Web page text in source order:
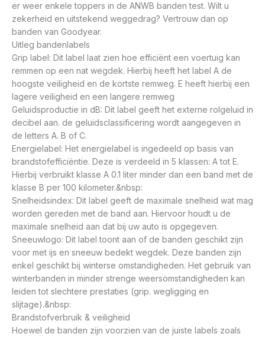
er weer enkele toppers in de ANWB banden test. Wilt u
zekerheid en uitstekend weggedrag? Vertrouw dan op
banden van Goodyear.
Uitleg bandenlabels
Grip label: Dit label laat zien hoe efficiënt een voertuig kan
remmen op een nat wegdek. Hierbij heeft het label A de
hoogste veiligheid en de kortste remweg. E heeft hierbij een
lagere veiligheid en een langere remweg
Geluidsproductie in dB: Dit label geeft het externe rolgeluid in
decibel aan. de geluidsclassificering wordt aangegeven in
de letters A. B of C.
Energielabel: Het energielabel is ingedeeld op basis van
brandstofefficiëntie. Deze is verdeeld in 5 klassen: A tot E.
Hierbij verbruikt klasse A 0.1 liter minder dan een band met de
klasse B per 100 kilometer.&nbsp:
Snelheidsindex: Dit label geeft de maximale snelheid wat mag
worden gereden met de band aan. Hiervoor houdt u de
maximale snelheid aan dat bij uw auto is opgegeven.
Sneeuwlogo: Dit label toont aan of de banden geschikt zijn
voor met ijs en sneeuw bedekt wegdek. Deze banden zijn
enkel geschikt bij winterse omstandigheden. Het gebruik van
winterbanden in minder strenge weersomstandigheden kan
leiden tot slechtere prestaties (grip. wegligging en
slijtage).&nbsp:
Brandstofverbruik & veiligheid
Hoewel de banden zijn voorzien van de juiste labels zoals